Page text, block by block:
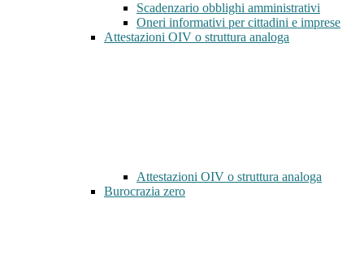
Scadenzario obblighi amministrativi
Oneri informativi per cittadini e imprese
Attestazioni OIV o struttura analoga
Attestazioni OIV o struttura analoga
Burocrazia zero